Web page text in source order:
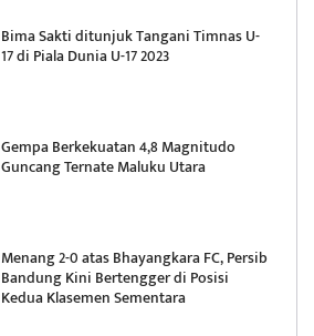
Bima Sakti ditunjuk Tangani Timnas U-
17 di Piala Dunia U-17 2023
Gempa Berkekuatan 4,8 Magnitudo
Guncang Ternate Maluku Utara
Menang 2-0 atas Bhayangkara FC, Persib
Bandung Kini Bertengger di Posisi
Kedua Klasemen Sementara